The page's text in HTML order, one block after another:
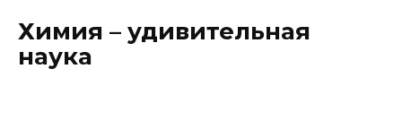
Химия – удивительная
наука